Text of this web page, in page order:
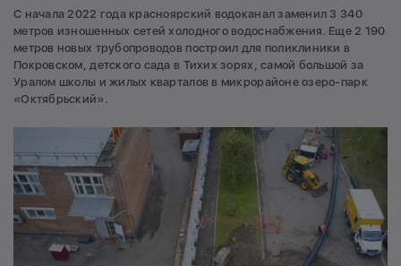
С начала 2022 года красноярский водоканал заменил 3 340
метров изношенных сетей холодного водоснабжения. Еще 2 190
метров новых трубопроводов построил для поликлиники в
Покровском, детского сада в Тихих зорях, самой большой за
Уралом школы и жилых кварталов в микрорайоне озеро-парк
«Октябрьский».